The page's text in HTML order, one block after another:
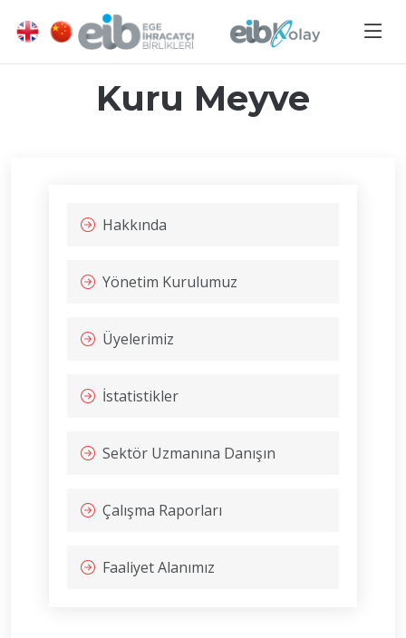
Kuru Meyve
Hakkında
Yönetim Kurulumuz
Üyelerimiz
İstatistikler
Sektör Uzmanına Danışın
Çalışma Raporları
Faaliyet Alanımız